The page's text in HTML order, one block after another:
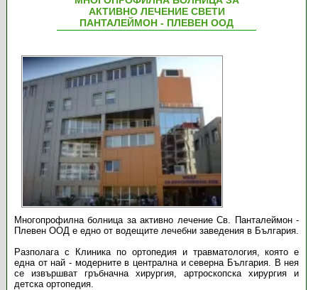
АКТИВНО ЛЕЧЕНИЕ СВЕТИ
ПАНТАЛЕЙМОН - ПЛЕВЕН ООД
Многопрофилна болница за активно лечение Св. Панталеймон -
Плевен ООД е едно от водещите лечебни заведения в България.
Разполага с Клиника по ортопедия и травматология, която е
една от най - модерните в централна и северна България. В нея
се извършват гръбначна хирургия, артроскопска хирургия и
детска ортопедия.